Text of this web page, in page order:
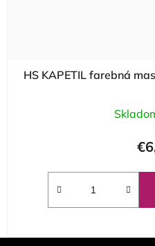
HS KAPETIL farebná